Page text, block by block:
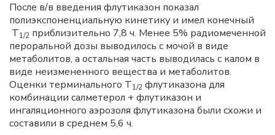
После в/в введения флутиказон показал
полиэкспоненциальную кинетику и имел конечный
Т1/2 приблизительно 7,8 ч. Менее 5% радиомеченной
пероральной дозы выводилось с мочой в виде
метаболитов, а остальная часть выводилась с калом в
виде неизмененного вещества и метаболитов.
Оценки терминального Т1/2 флутиказона для
комбинации салметерол + флутиказон и
ингаляционного аэрозоля флутиказона были схожи и
составили в среднем 5,6 ч.